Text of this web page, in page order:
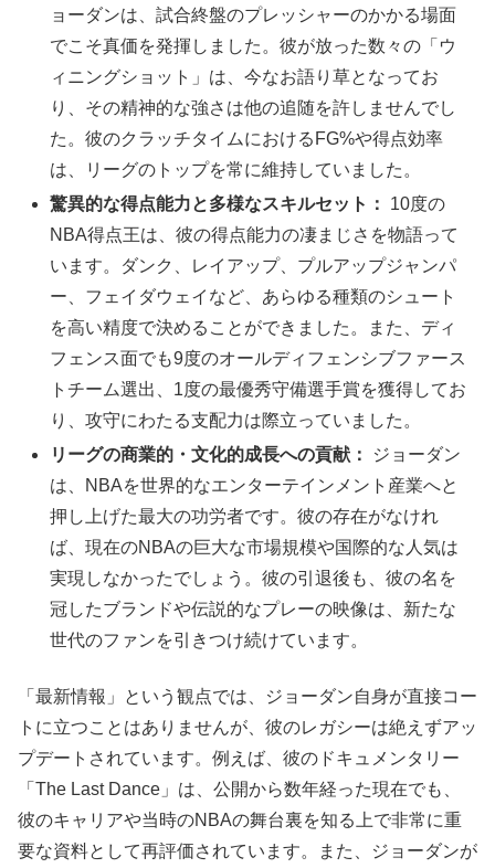
ョーダンは、試合終盤のプレッシャーのかかる場面
でこそ真価を発揮しました。彼が放った数々の「ウ
ィニングショット」は、今なお語り草となってお
り、その精神的な強さは他の追随を許しませんでし
た。彼のクラッチタイムにおけるFG%や得点効率
は、リーグのトップを常に維持していました。
驚異的な得点能力と多様なスキルセット：
10度の
NBA得点王は、彼の得点能力の凄まじさを物語って
います。ダンク、レイアップ、プルアップジャンパ
ー、フェイダウェイなど、あらゆる種類のシュート
を高い精度で決めることができました。また、ディ
フェンス面でも9度のオールディフェンシブファース
トチーム選出、1度の最優秀守備選手賞を獲得してお
り、攻守にわたる支配力は際立っていました。
リーグの商業的・文化的成長への貢献：
ジョーダン
は、NBAを世界的なエンターテインメント産業へと
押し上げた最大の功労者です。彼の存在がなけれ
ば、現在のNBAの巨大な市場規模や国際的な人気は
実現しなかったでしょう。彼の引退後も、彼の名を
冠したブランドや伝説的なプレーの映像は、新たな
世代のファンを引きつけ続けています。
「最新情報」という観点では、ジョーダン自身が直接コー
トに立つことはありませんが、彼のレガシーは絶えずアッ
プデートされています。例えば、彼のドキュメンタリー
「The Last Dance」は、公開から数年経った現在でも、
彼のキャリアや当時のNBAの舞台裏を知る上で非常に重
要な資料として再評価されています。また、ジョーダンが